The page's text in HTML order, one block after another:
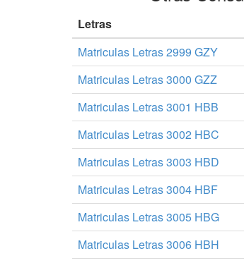
Letras
Matriculas Letras 2999 GZY
Matriculas Letras 3000 GZZ
Matriculas Letras 3001 HBB
Matriculas Letras 3002 HBC
Matriculas Letras 3003 HBD
Matriculas Letras 3004 HBF
Matriculas Letras 3005 HBG
Matriculas Letras 3006 HBH